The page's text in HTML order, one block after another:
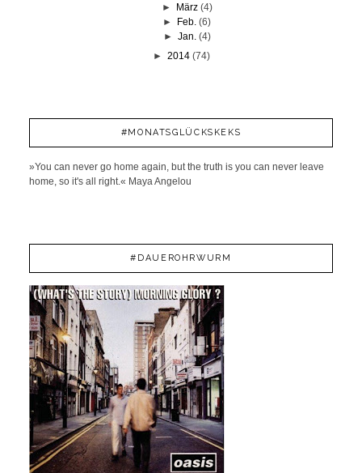
►
März (4)
►
Feb. (6)
► Jan. (4)
► 2014 (74)
#MONATSGLÜCKSKEKS
»You can never go home again, but the truth is you can never leave
home, so it's all right.« Maya Angelou
#DAUEROHRWURM